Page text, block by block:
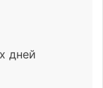
дней